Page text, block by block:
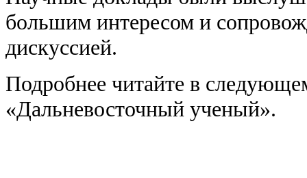
большим интересом и
дискуссией.
Подробнее читайте в
«Дальневосточный ученый».